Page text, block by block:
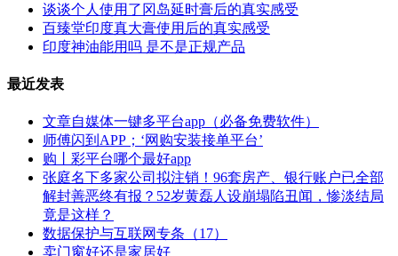
谈谈个人使用了冈岛延时膏后的真实感受
百臻堂印度真大膏使用后的真实感受
印度神油能用吗 是不是正规产品
最近发表
文章自媒体一键多平台app（必备免费软件）
师傅闪到APP；‘网购安装接单平台’
购丨彩平台哪个最好app
张庭名下多家公司拟注销！96套房产、银行账户已全部
解封善恶终有报？52岁黄磊人设崩塌陷丑闻，惨淡结局
竟是这样？
数据保护与互联网专条（17）
卖门窗好还是家居好